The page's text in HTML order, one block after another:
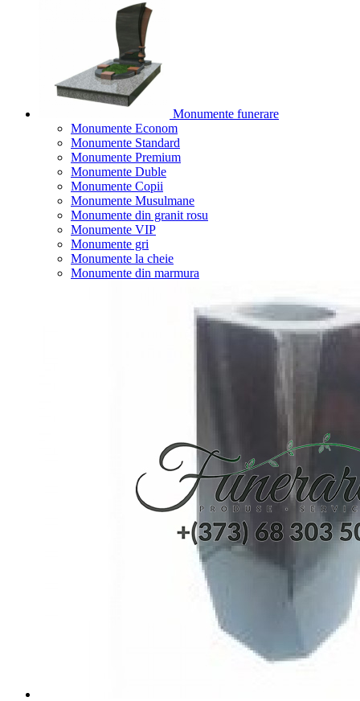
Monumente funerare
Monumente Econom
Monumente Standard
Monumente Premium
Monumente Duble
Monumente Copii
Monumente Musulmane
Monumente din granit rosu
Monumente VIP
Monumente gri
Monumente la cheie
Monumente din marmura